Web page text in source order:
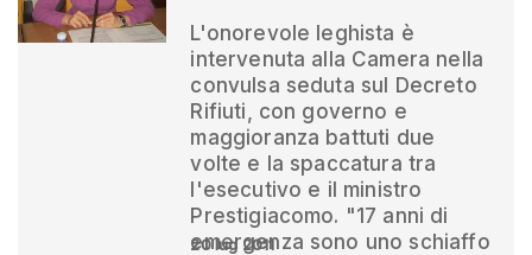
L'onorevole leghista è
intervenuta alla Camera nella
convulsa seduta sul Decreto
Rifiuti, con governo e
maggioranza battuti due
volte e la spaccatura tra
l'esecutivo e il ministro
Prestigiacomo. "17 anni di
emergenza sono uno schiaffo
20 lug 2011